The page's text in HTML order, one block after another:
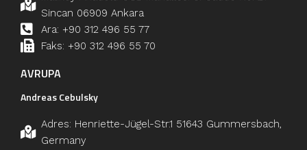
Sincan 06909 Ankara
Ara: +90 312 496 55 77
Faks: +90 312 496 55 70
AVRUPA
Andreas Cebulsky
Adres: Henriette-Jügel-Str.1 51643 Gummersbach,
Germany